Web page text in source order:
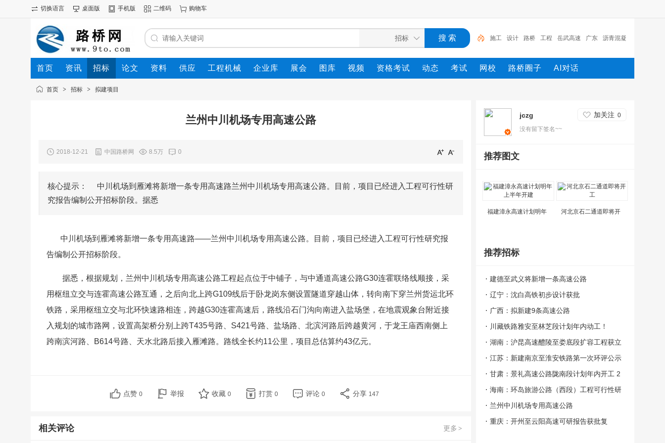
切换语言 桌面版 手机版 二维码 购物车
施工 设计 路桥 工程 岳武高速 广东 沥青混凝
土 试验 机械 发电机 施工
首页 资讯 招标 论文 资料 供应 工程机械 企业库 展会 图库 视频 资格考试 动态 考试 网校 路桥圈子 AI对话
首页 > 招标 > 拟建项目
兰州中川机场专用高速公路
2018-12-21 中国路桥网 8.5万 0
核心提示： 中川机场到雁滩将新增一条专用高速路兰州中川机场专用高速公路。目前，项目已经进入工程可行性研
究报告编制公开招标阶段。据悉
中川机场到雁滩将新增一条专用高速路——兰州中川机场专用高速公路。目前，项目已经进入工程可行性研究报
告编制公开招标阶段。
据悉，根据规划，兰州中川机场专用高速公路工程起点位于中铺子，与中通道高速公路G30连霍联络线顺接，采
用枢纽立交与连霍高速公路互通，之后向北上跨G109线后于卧龙岗东侧设置隧道穿越山体，转向南下穿兰州货运北环
铁路，采用枢纽立交与北环快速路相连，跨越G30连霍高速后，路线沿石门沟向南进入盐场堡，在地震观象台附近接
入规划的城市路网，设置高架桥分别上跨T435号路、S421号路、盐场路、北滨河路后跨越黄河，于龙王庙西南侧上
跨南滨河路、B614号路、天水北路后接入雁滩路。路线全长约11公里，项目总估算约43亿元。
点赞 0 举报 收藏 0 打赏 0 评论 0 分享 147
更多 >
相关评论
jczg 加关注 0
没有留下签名~~
推荐图文
福建漳永高速计划明年 河北京石二通道即将开
推荐招标
建德至武义将新增一条高速公路
辽宁：沈白高铁初步设计获批
广西：拟新建9条高速公路
川藏铁路雅安至林芝段计划年内动工！
湖南：沪昆高速醴陵至娄底段扩容工程获立
项 总投资247亿元
江苏：新建南京至淮安铁路第一次环评公示
甘肃：景礼高速公路陇南段计划年内开工 2
023年建成
海南：环岛旅游公路（西段）工程可行性研
究报告获批
兰州中川机场专用高速公路
重庆：开州至云阳高速可研报告获批复